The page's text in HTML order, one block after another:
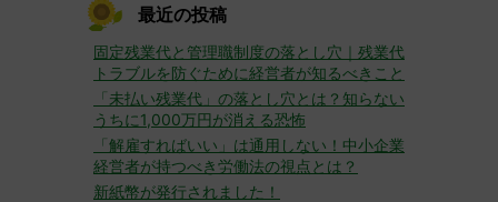
最近の投稿
固定残業代と管理職制度の落とし穴｜残業代
トラブルを防ぐために経営者が知るべきこと
「未払い残業代」の落とし穴とは？知らない
うちに1,000万円が消える恐怖
「解雇すればいい」は通用しない！中小企業
経営者が持つべき労働法の視点とは？
新紙幣が発行されました！